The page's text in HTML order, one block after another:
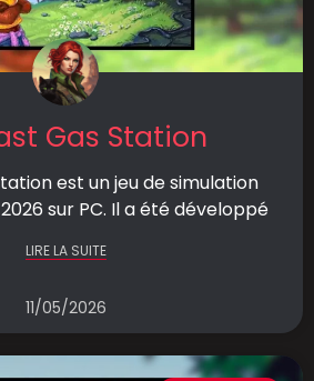
Gas Station
est un jeu de simulation
sur PC. Il a été développé
LIRE LA SUITE
11/05/2026